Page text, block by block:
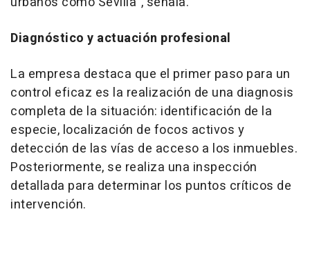
Diagnóstico y actuación profesional
La empresa destaca que el primer paso para un
control eficaz es la realización de una diagnosis
completa de la situación: identificación de la
especie, localización de focos activos y
detección de las vías de acceso a los inmuebles.
Posteriormente, se realiza una inspección
detallada para determinar los puntos críticos de
intervención.